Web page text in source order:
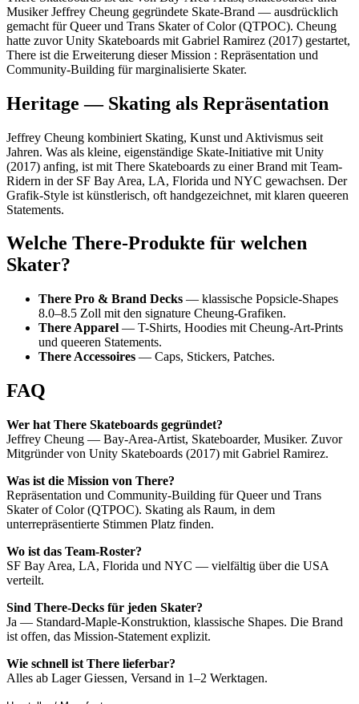
Musiker Jeffrey Cheung gegründete Skate-Brand — ausdrücklich
gemacht für Queer und Trans Skater of Color (QTPOC). Cheung
hatte zuvor Unity Skateboards mit Gabriel Ramirez (2017) gestartet,
There ist die Erweiterung dieser Mission : Repräsentation und
Community-Building für marginalisierte Skater.
Heritage — Skating als Repräsentation
Jeffrey Cheung kombiniert Skating, Kunst und Aktivismus seit
Jahren. Was als kleine, eigenständige Skate-Initiative mit Unity
(2017) anfing, ist mit There Skateboards zu einer Brand mit Team-
Ridern in der SF Bay Area, LA, Florida und NYC gewachsen. Der
Grafik-Style ist künstlerisch, oft handgezeichnet, mit klaren queeren
Statements.
Welche There-Produkte für welchen
Skater?
There Pro & Brand Decks — klassische Popsicle-Shapes
8.0–8.5 Zoll mit den signature Cheung-Grafiken.
There Apparel — T-Shirts, Hoodies mit Cheung-Art-Prints
und queeren Statements.
There Accessoires — Caps, Stickers, Patches.
FAQ
Wer hat There Skateboards gegründet?
Jeffrey Cheung — Bay-Area-Artist, Skateboarder, Musiker. Zuvor
Mitgründer von Unity Skateboards (2017) mit Gabriel Ramirez.
Was ist die Mission von There?
Repräsentation und Community-Building für Queer und Trans
Skater of Color (QTPOC). Skating als Raum, in dem
unterrepräsentierte Stimmen Platz finden.
Wo ist das Team-Roster?
SF Bay Area, LA, Florida und NYC — vielfältig über die USA
verteilt.
Sind There-Decks für jeden Skater?
Ja — Standard-Maple-Konstruktion, klassische Shapes. Die Brand
ist offen, das Mission-Statement explizit.
Wie schnell ist There lieferbar?
Alles ab Lager Giessen, Versand in 1–2 Werktagen.